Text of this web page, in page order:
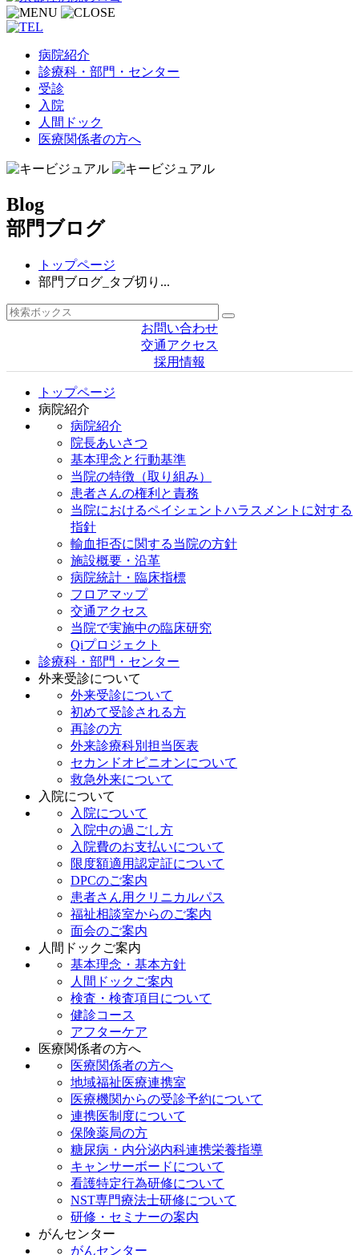
病院紹介
診療科・部門・センター
受診
入院
人間ドック
医療関係者の方へ
Blog
部門ブログ
トップページ
部門ブログ_タブ切り...
お問い合わせ
交通アクセス
採用情報
トップページ
病院紹介
病院紹介
院長あいさつ
基本理念と行動基準
当院の特徴（取り組み）
患者さんの権利と責務
当院におけるペイシェントハラスメントに対する
指針
輸血拒否に関する当院の方針
施設概要・沿革
病院統計・臨床指標
フロアマップ
交通アクセス
当院で実施中の臨床研究
Qiプロジェクト
診療科・部門・センター
外来受診について
外来受診について
初めて受診される方
再診の方
外来診療科別担当医表
セカンドオピニオンについて
救急外来について
入院について
入院について
入院中の過ごし方
入院費のお支払いについて
限度額適用認定証について
DPCのご案内
患者さん用クリニカルパス
福祉相談室からのご案内
面会のご案内
人間ドックご案内
基本理念・基本方針
人間ドックご案内
検査・検査項目について
健診コース
アフターケア
医療関係者の方へ
医療関係者の方へ
地域福祉医療連携室
医療機関からの受診予約について
連携医制度について
保険薬局の方
糖尿病・内分泌内科連携栄養指導
キャンサーボードについて
看護特定行為研修について
NST専門療法士研修について
研修・セミナーの案内
がんセンター
がんセンター